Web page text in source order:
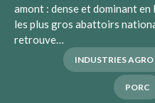
amont : dense et dominant
les plus gros abattoirs
retrouve…
INDUSTRIES
PORC